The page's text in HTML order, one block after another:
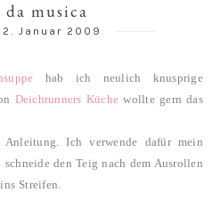
da musica
Januar 2009
hab ich neulich knusprige
Deichrunners Küche wollte gern das
Ich verwende dafür mein
den Teig nach dem Ausrollen
Streifen.